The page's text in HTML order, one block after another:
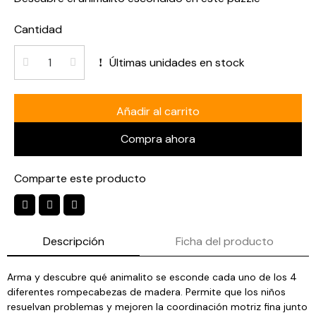
Cantidad
Últimas unidades en stock
Añadir al carrito
Compra ahora
Comparte este producto
Descripción Ficha del producto
Arma y descubre qué animalito se esconde cada uno de los 4
diferentes rompecabezas de madera. Permite que los niños
resuelvan problemas y mejoren la coordinación motriz fina junto